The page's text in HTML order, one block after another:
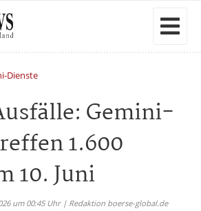
Dienste
Gemini-
1.600
10. Juni
um 00:45 Uhr | Redaktion boerse-global.de